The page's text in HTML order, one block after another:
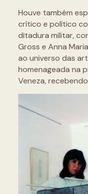
Houve também
crítico e político
ditadura militar,
Gross e Anna
ao universo das
homenageada na
Veneza,